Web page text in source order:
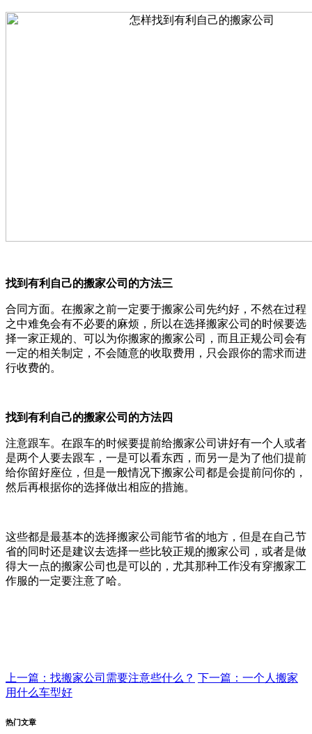
找到有利自己的搬家公司的方法三
合同方面。在搬家之前一定要于搬家公司先约好，不然在过程
之中难免会有不必要的麻烦，所以在选择搬家公司的时候要选
择一家正规的、可以为你搬家的搬家公司，而且正规公司会有
一定的相关制定，不会随意的收取费用，只会跟你的需求而进
行收费的。
找到有利自己的搬家公司的方法四
注意跟车。在跟车的时候要提前给搬家公司讲好有一个人或者
是两个人要去跟车，一是可以看东西，而另一是为了他们提前
给你留好座位，但是一般情况下搬家公司都是会提前问你的，
然后再根据你的选择做出相应的措施。
这些都是最基本的选择搬家公司能节省的地方，但是在自己节
省的同时还是建议去选择一些比较正规的搬家公司，或者是做
得大一点的搬家公司也是可以的，尤其那种工作没有穿搬家工
作服的一定要注意了哈。
上一篇：找搬家公司需要注意些什么？ 下一篇：一个人搬家
用什么车型好
热门文章